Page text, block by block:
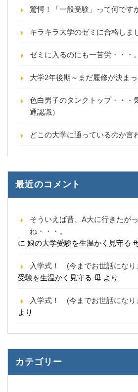
驚愕！「一般受験」って何です
キラキラ大学のゼミに合格しま
ゼミに入るのにも一苦労・・・
大学2年後期～まだ履修が決まっ
色白男子のタンクトップ・・・
通認識）
どこの大学に通っているのか言
最近のコメント
そういえば昔、A大に行きたが
ね・・・。
に 娘の大学受験を生温かく見守る
入学式！ (今までお世話になり
受験を生温かく見守る 母 より
入学式！ (今までお世話になり
より
カテゴリー